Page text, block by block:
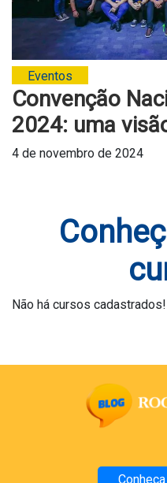
Eventos
Convenção
2024: uma
4 de novembro de 2024
Não há cursos cadastrados!